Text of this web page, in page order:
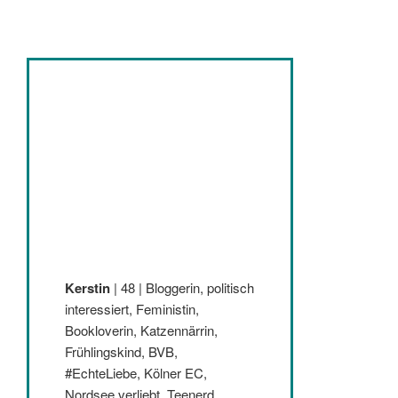
Kerstin | 48 | Bloggerin, politisch
interessiert, Feministin,
Bookloverin, Katzennärrin,
Frühlingskind, BVB,
#EchteLiebe, Kölner EC,
Nordsee verliebt, Teenerd,